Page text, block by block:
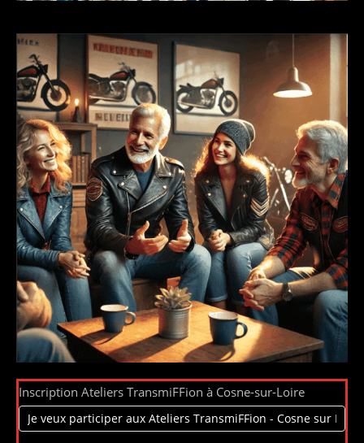
Inscription
Ateliers
TransmiFFion
Inscription Ateliers TransmiFFion à Cosne-sur-Loire